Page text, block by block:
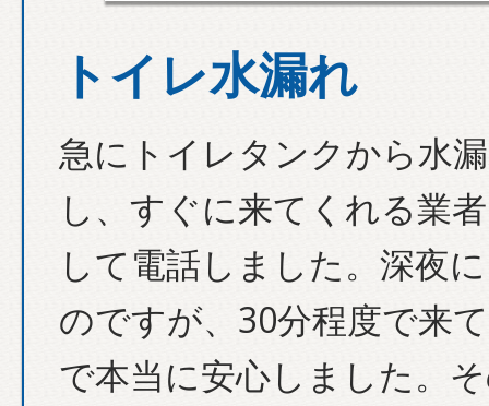
トイレ水漏れ
急にトイレタンクから水
し、すぐに来てくれる業
して電話しました。深夜
のですが、30分程度で来
で本当に安心しました。